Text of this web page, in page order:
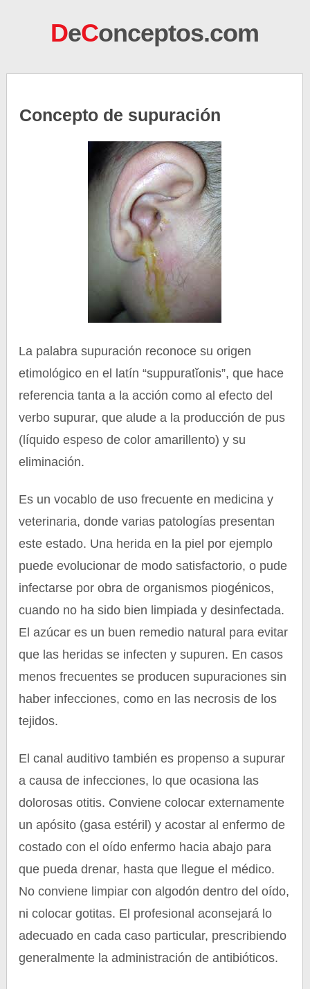
DeConceptos.com
Concepto de supuración
La palabra supuración reconoce su origen
etimológico en el latín “suppuratĭonis”, que hace
referencia tanta a la acción como al efecto del
verbo supurar, que alude a la producción de pus
(líquido espeso de color amarillento) y su
eliminación.
Es un vocablo de uso frecuente en medicina y
veterinaria, donde varias patologías presentan
este estado. Una herida en la piel por ejemplo
puede evolucionar de modo satisfactorio, o pude
infectarse por obra de organismos piogénicos,
cuando no ha sido bien limpiada y desinfectada.
El azúcar es un buen remedio natural para evitar
que las heridas se infecten y supuren. En casos
menos frecuentes se producen supuraciones sin
haber infecciones, como en las necrosis de los
tejidos.
El canal auditivo también es propenso a supurar
a causa de infecciones, lo que ocasiona las
dolorosas otitis. Conviene colocar externamente
un apósito (gasa estéril) y acostar al enfermo de
costado con el oído enfermo hacia abajo para
que pueda drenar, hasta que llegue el médico.
No conviene limpiar con algodón dentro del oído,
ni colocar gotitas. El profesional aconsejará lo
adecuado en cada caso particular, prescribiendo
generalmente la administración de antibióticos.